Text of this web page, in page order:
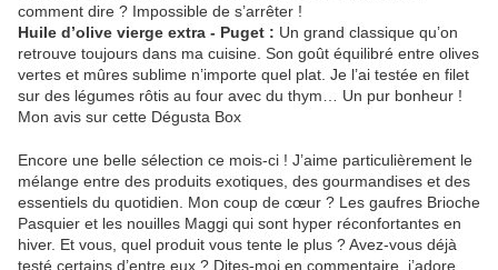
comment dire ? Impossible de s’arrêter !
Huile d’olive vierge extra - Puget : Un grand classique qu’on
retrouve toujours dans ma cuisine. Son goût équilibré entre olives
vertes et mûres sublime n’importe quel plat. Je l’ai testée en filet
sur des légumes rôtis au four avec du thym… Un pur bonheur !
Mon avis sur cette Dégusta Box
Encore une belle sélection ce mois-ci ! J’aime particulièrement le
mélange entre des produits exotiques, des gourmandises et des
essentiels du quotidien. Mon coup de cœur ? Les gaufres Brioche
Pasquier et les nouilles Maggi qui sont hyper réconfortantes en
hiver. Et vous, quel produit vous tente le plus ? Avez-vous déjà
testé certains d’entre eux ? Dites-moi en commentaire, j’adore